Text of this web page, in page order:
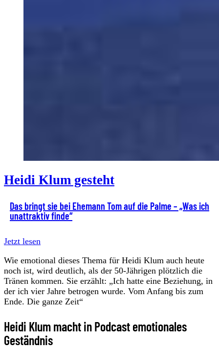
Heidi Klum gesteht
Das bringt sie bei Ehemann Tom auf die Palme – „Was ich
unattraktiv finde“
Jetzt lesen
Wie emotional dieses Thema für Heidi Klum auch heute
noch ist, wird deutlich, als der 50-Jährigen plötzlich die
Tränen kommen. Sie erzählt: „Ich hatte eine Beziehung, in
der ich vier Jahre betrogen wurde. Vom Anfang bis zum
Ende. Die ganze Zeit“
Heidi Klum macht in Podcast emotionales
Geständnis